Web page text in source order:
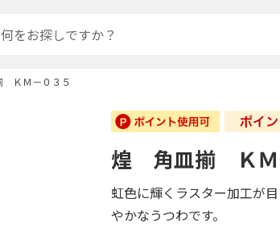
ＫＭ－０３５
煌 角皿揃 ＫＭ
虹色に輝くラスター加工が
やかなうつわです。